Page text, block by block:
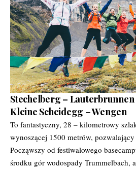
Stechelberg –
Kleine Scheidegg – Wengen
To fantastyczny, 28 – kilometrowy
wynoszącej 1500 metrów,
Począwszy od festiwalowego
środku gór wodospady Trummelbach,